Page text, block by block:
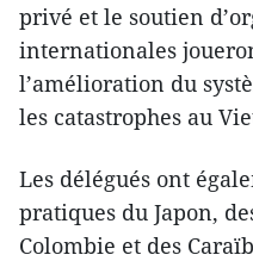
privé et le soutien
internationales
l’amélioration du
les catastrophes au
Les délégués ont
pratiques du Japon,
Colombie et des